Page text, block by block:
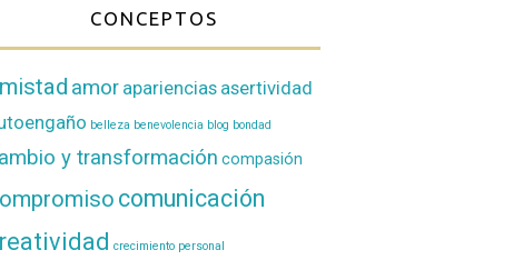
CONCEPTOS
amor apariencias asertividad
belleza benevolencia blog bondad
y transformación compasión
comunicación
crecimiento personal